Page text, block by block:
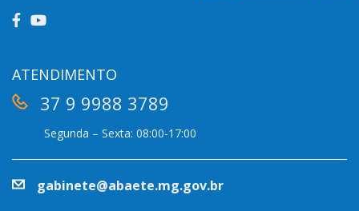
ATENDIMENTO
37 9 9988 3789
Segunda – Sexta: 08:00-17:00
gabinete@abaete.mg.gov.br